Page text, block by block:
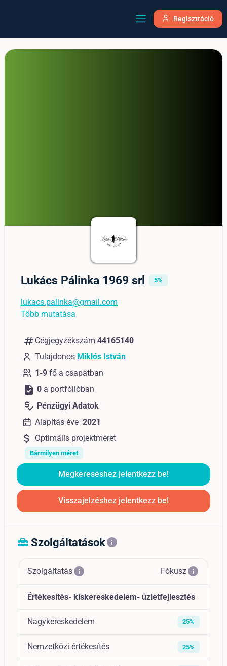
Regisztráció
Lukács Pálinka 1969 srl 5%
lukacs.palinka@gmail.com
Több mutatása
numbers Cégjegyzékszám 44165140
Tulajdonos Miklós István
1-9 fő a csapatban
task 0 a portfólióban
price_check Pénzügyi Adatok
Alapítás éve 2021
attach_money Optimális projektméret
Bármilyen méret
Megkereséshez jelentkezz be!
Visszajelzéshez jelentkezz be!
home_repair_service Szolgáltatásokinfo
Szolgáltatásinfo Fókuszinfo
Értékesítés- kiskereskedelem- üzletfejlesztés
Nagykereskedelem 25%
Nemzetközi értékesítés 25%